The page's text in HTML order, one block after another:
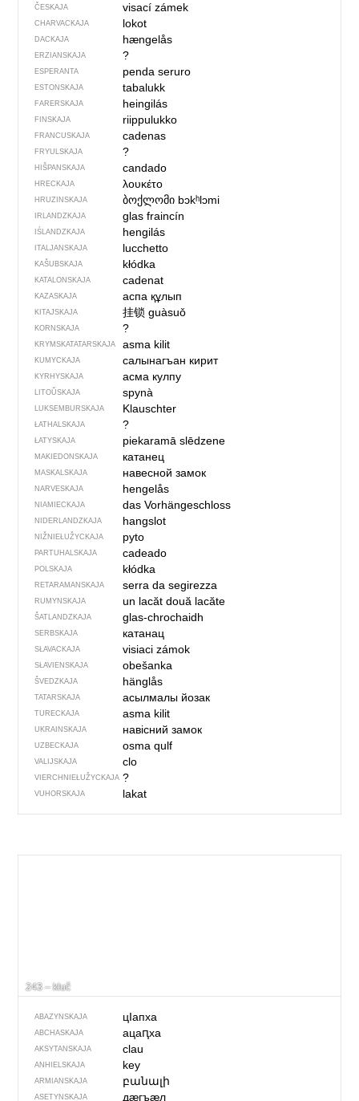
ČESKAJA visací zámek
CHARVACKAJA lokot
DACKAJA hængelås
ERZIANSKAJA ?
ESPERANTA penda seruro
ESTONSKAJA tabalukk
FARERSKAJA heingilás
FINSKAJA riippulukko
FRANCUSKAJA cadenas
FRYULSKAJA ?
HIŠPANSKAJA candado
HRECKAJA λουκέτο
HRUZINSKAJA ბოქლომი bɔkʰlɔmi
IRLANDZKAJA glas fraincín
IŚLANDZKAJA hengilás
ITALJANSKAJA lucchetto
KAŠUBSKAJA kłódka
KATALONSKAJA cadenat
KAZASKAJA аспа құлып
KITAJSKAJA 挂锁guàsuǒ
KORNSKAJA ?
KRYMSKA­TATARSKAJA asma kilit
KUMYCKAJA салынагъан кирит
KYRHYSKAJA асма кулпу
LITOŬSKAJA spynà
LUKSEMBURSKAJA Klauschter
ŁATHALSKAJA ?
ŁATYSKAJA piekaramā slēdzene
MAKIEDONSKAJA катанец
MASKALSKAJA навесной замок
NARVESKAJA hengelås
NIAMIECKAJA das Vorhängeschloss
NIDERLANDZKAJA hangslot
NIŽNIEŁUŽYCKAJA pyto
PARTUHALSKAJA cadeado
POLSKAJA kłódka
RETARAMANSKAJA serra da segirezza
RUMYNSKAJA un lacătdouă lacăte
ŠATLANDZKAJA glas-chrochaidh
SERBSKAJA катанац
SŁAVACKAJA visiaci zámok
SŁAVIENSKAJA obešanka
ŠVEDZKAJA hänglås
TATARSKAJA асылмалы йозак
TURECKAJA asma kilit
UKRAINSKAJA навісний замок
UZBECKAJA osma qulf
VALIJSKAJA clo
VIERCHNIE­ŁUŽYCKAJA ?
VUHORSKAJA lakat
243 – kluč
ABAZYNSKAJA цIапха
ABCHASKAJA ацаԥха
AKSYTANSKAJA clau
ANHIELSKAJA key
ARMIANSKAJA բանալի
ASETYNSKAJA дӕгъӕл